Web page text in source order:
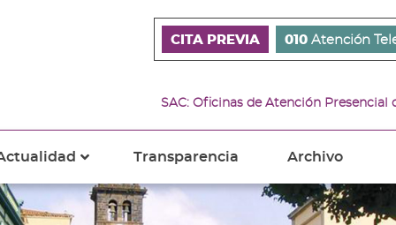
CITA PREVIA 010 Atención
SAC: Oficinas de Atención
Transparencia Archivo